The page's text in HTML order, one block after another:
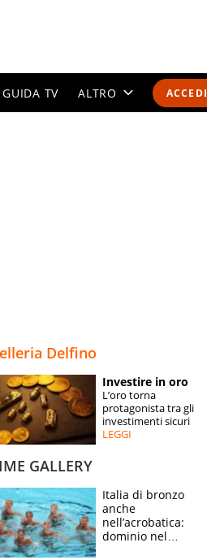
ACCEDI
GUIDA TV ALTRO
SPECIALI
ESPERTI
Delfino
Investire in oro
L’oro torna
protagonista tra gli
investimenti sicuri
LEGGI
GALLERY
Italia di bronzo
anche
nell’acrobatica:
dominio nel